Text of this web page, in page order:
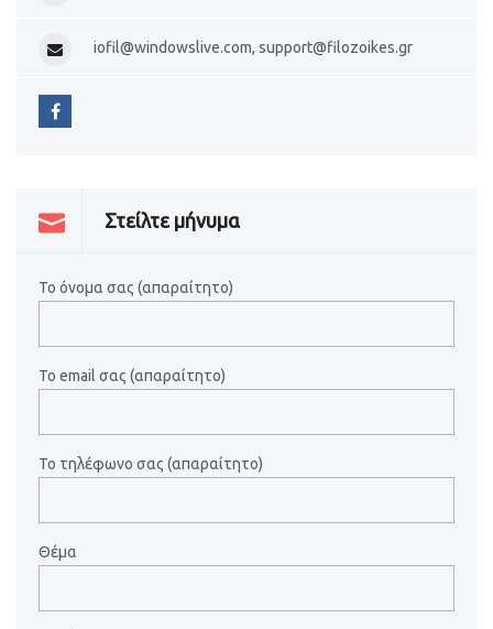
iofil@windowslive.com, support@filozoikes.gr
Στείλτε μήνυμα
Το όνομα σας (απαραίτητο)
Το email σας (απαραίτητο)
Το τηλέφωνο σας (απαραίτητο)
Θέμα